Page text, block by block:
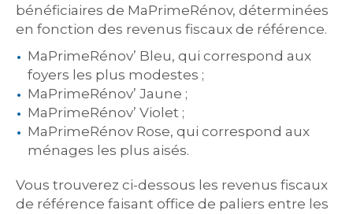
bénéficiaires de MaPrimeRénov, déterminées
en fonction des revenus fiscaux de référence.
MaPrimeRénov’ Bleu, qui correspond aux
foyers les plus modestes ;
MaPrimeRénov’ Jaune ;
MaPrimeRénov’ Violet ;
MaPrimeRénov Rose, qui correspond aux
ménages les plus aisés.
Vous trouverez ci-dessous les revenus fiscaux
de référence faisant office de paliers entre les